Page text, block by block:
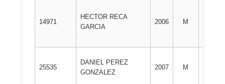
14971
HECTOR RECA
GARCIA
2006 M
25535
DANIEL PEREZ
GONZALEZ
2007 M